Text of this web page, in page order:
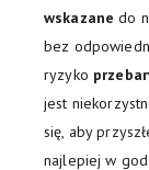
wskazane do
bez
ryzyko
jest
się, aby
najlepiej w